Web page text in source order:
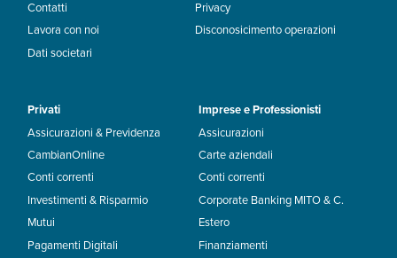
Contatti
Lavora con noi
Dati societari
Privacy
Disconosicimento operazioni
Privati
Assicurazioni & Previdenza
CambianOnline
Conti correnti
Investimenti & Risparmio
Mutui
Pagamenti Digitali
Imprese e Professionisti
Assicurazioni
Carte aziendali
Conti correnti
Corporate Banking MITO & C.
Estero
Finanziamenti